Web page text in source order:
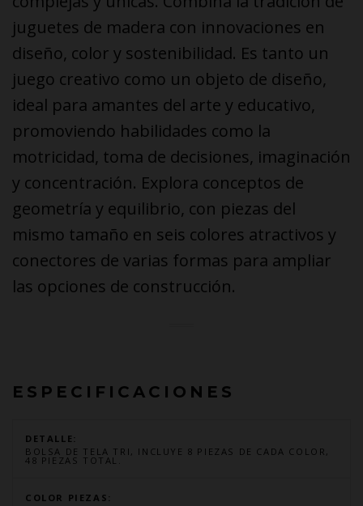
juguetes de madera con innovaciones en
diseño, color y sostenibilidad. Es tanto un
juego creativo como un objeto de diseño,
ideal para amantes del arte y educativo,
promoviendo habilidades como la
motricidad, toma de decisiones, imaginación
y concentración. Explora conceptos de
geometría y equilibrio, con piezas del
mismo tamaño en seis colores atractivos y
conectores de varias formas para ampliar
las opciones de construcción.
ESPECIFICACIONES
DETALLE:
BOLSA DE TELA TRI, INCLUYE 8 PIEZAS DE CADA COLOR,
48 PIEZAS TOTAL.
COLOR PIEZAS: